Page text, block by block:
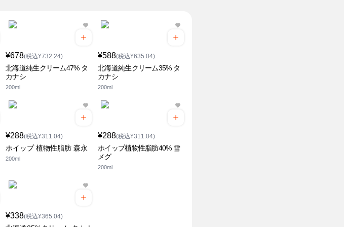
¥678(税込¥732.24)
北海道純生クリーム47% タ
カナシ
200ml
¥588(税込¥635.04)
北海道純生クリーム35% タ
カナシ
200ml
¥288(税込¥311.04)
ホイップ 植物性脂肪 森永
200ml
¥288(税込¥311.04)
ホイップ植物性脂肪40% 雪
メグ
200ml
¥338(税込¥365.04)